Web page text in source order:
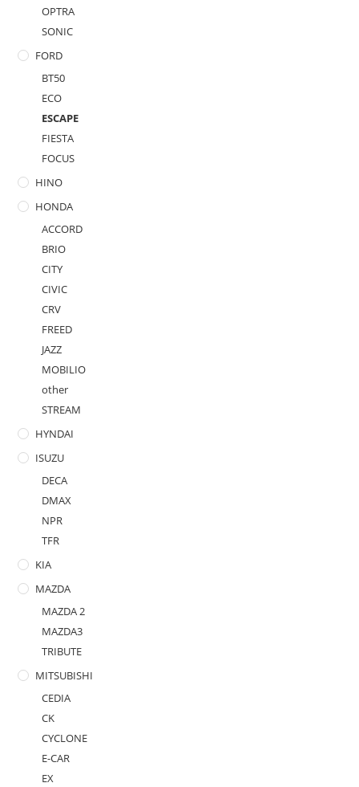
OPTRA
SONIC
FORD
BT50
ECO
ESCAPE
FIESTA
FOCUS
HINO
HONDA
ACCORD
BRIO
CITY
CIVIC
CRV
FREED
JAZZ
MOBILIO
other
STREAM
HYNDAI
ISUZU
DECA
DMAX
NPR
TFR
KIA
MAZDA
MAZDA 2
MAZDA3
TRIBUTE
MITSUBISHI
CEDIA
CK
CYCLONE
E-CAR
EX